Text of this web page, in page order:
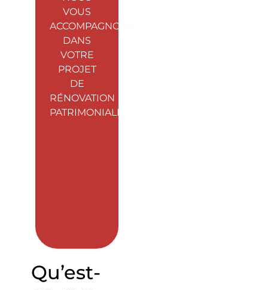
VOUS
ACCOMPAGNONS
DANS
VOTRE
PROJET
DE
RÉNOVATION
PATRIMONIALE
Qu’est-